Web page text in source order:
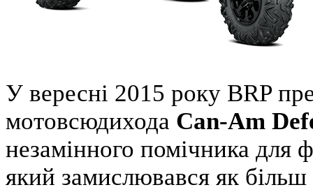
У вересні 2015 року BRP
мотовсюдихода Can-Am
незамінного помічника для
який замислювався як